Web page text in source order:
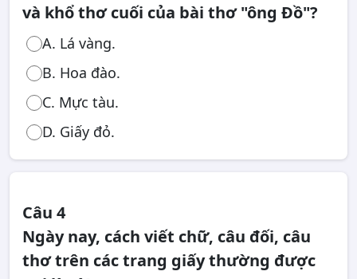
và khổ thơ cuối của bài thơ "ông Đồ"?
A. Lá vàng.
B. Hoa đào.
C. Mực tàu.
D. Giấy đỏ.
Câu 4
Ngày nay, cách viết chữ, câu đối, câu
thơ trên các trang giấy thường được